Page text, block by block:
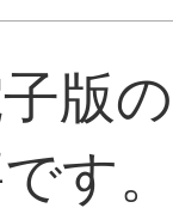
版
す